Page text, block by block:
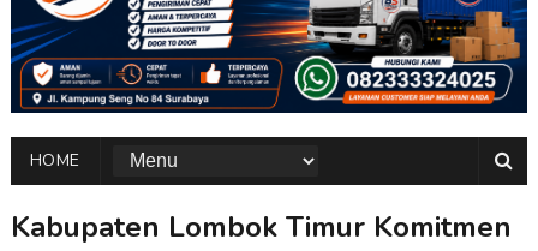
HOME
Kabupaten Lombok Timur Komitmen